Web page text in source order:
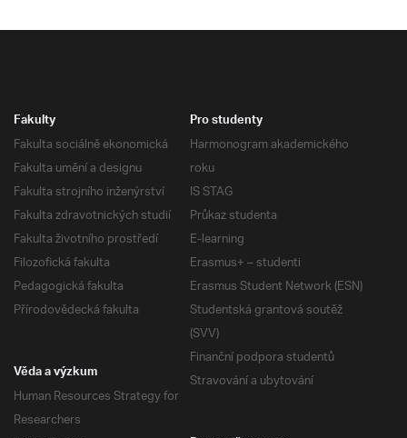
Fakulty
Fakulta sociálně ekonomická
Fakulta umění a designu
Fakulta strojního inženýrství
Fakulta zdravotnických studií
Fakulta životního prostředí
Filozofická fakulta
Pedagogická fakulta
Přírodovědecká fakulta
Pro studenty
Harmonogram akademického
roku
IS STAG
Průkaz studenta
E-learning
Erasmus+ – studenti
Erasmus Student Network (ESN)
Studentská grantová soutěž
(SVV)
Finanční podpora studentů
Stravování a ubytování
Věda a výzkum
Human Resources Strategy for
Researchers